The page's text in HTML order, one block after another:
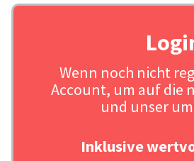
Wenn noch nicht
Account, um auf die
und unser
Inklusive